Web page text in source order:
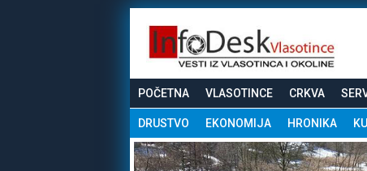
POČETNA VLASOTINCE CRKVA
DRUSTVO EKONOMIJA HRONIKA